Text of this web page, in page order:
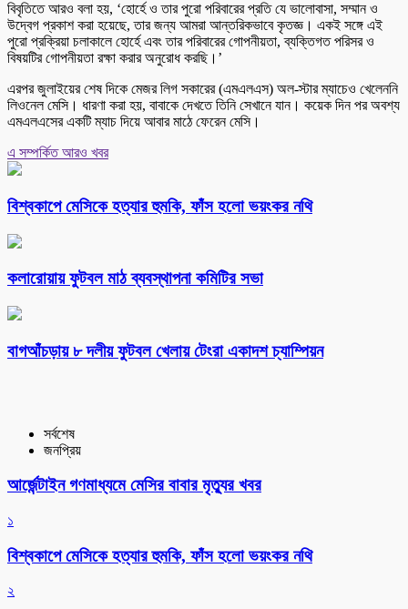
বিবৃতিতে আরও বলা হয়, ‘হোর্হে ও তার পুরো পরিবারের প্রতি যে ভালোবাসা, সম্মান ও
উদ্বেগ প্রকাশ করা হয়েছে, তার জন্য আমরা আন্তরিকভাবে কৃতজ্ঞ। একই সঙ্গে এই
পুরো প্রক্রিয়া চলাকালে হোর্হে এবং তার পরিবারের গোপনীয়তা, ব্যক্তিগত পরিসর ও
বিষয়টির গোপনীয়তা রক্ষা করার অনুরোধ করছি।’
এরপর জুলাইয়ের শেষ দিকে মেজর লিগ সকারের (এমএলএস) অল-স্টার ম্যাচেও খেলেননি
লিওনেল মেসি। ধারণা করা হয়, বাবাকে দেখতে তিনি সেখানে যান। কয়েক দিন পর অবশ্য
এমএলএসের একটি ম্যাচ দিয়ে আবার মাঠে ফেরেন মেসি।
এ সম্পর্কিত আরও খবর
বিশ্বকাপে মেসিকে হত্যার হুমকি, ফাঁস হলো ভয়ংকর নথি
কলারোয়ায় ফুটবল মাঠ ব্যবস্থাপনা কমিটির সভা
বাগআঁচড়ায় ৮ দলীয় ফুটবল খেলায় টেংরা একাদশ চ্যাম্পিয়ন
সর্বশেষ
জনপ্রিয়
আর্জেন্টাইন গণমাধ্যমে মেসির বাবার মৃত্যুর খবর
১
বিশ্বকাপে মেসিকে হত্যার হুমকি, ফাঁস হলো ভয়ংকর নথি
২